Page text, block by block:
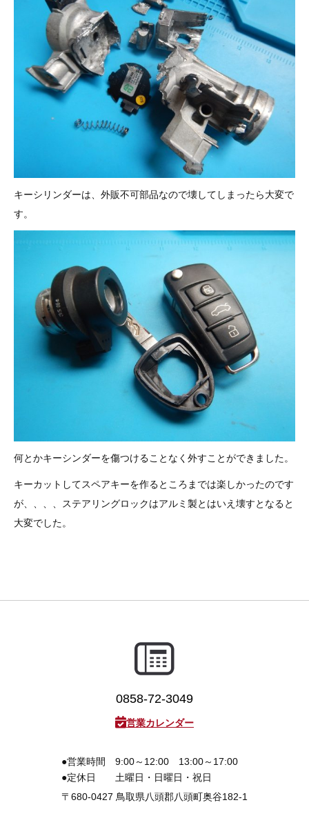
キーシリンダーは、外販不可部品なので壊してしまったら大変で
す。
何とかキーシンダーを傷つけることなく外すことができました。
キーカットしてスペアキーを作るところまでは楽しかったのです
が、、、、ステアリングロックはアルミ製とはいえ壊すとなると
大変でした。
0858-72-3049
営業カレンダー
●営業時間
9:00～12:00 13:00～17:00
●定休日
土曜日・日曜日・祝日
〒680-0427 鳥取県八頭郡八頭町奥谷182-1